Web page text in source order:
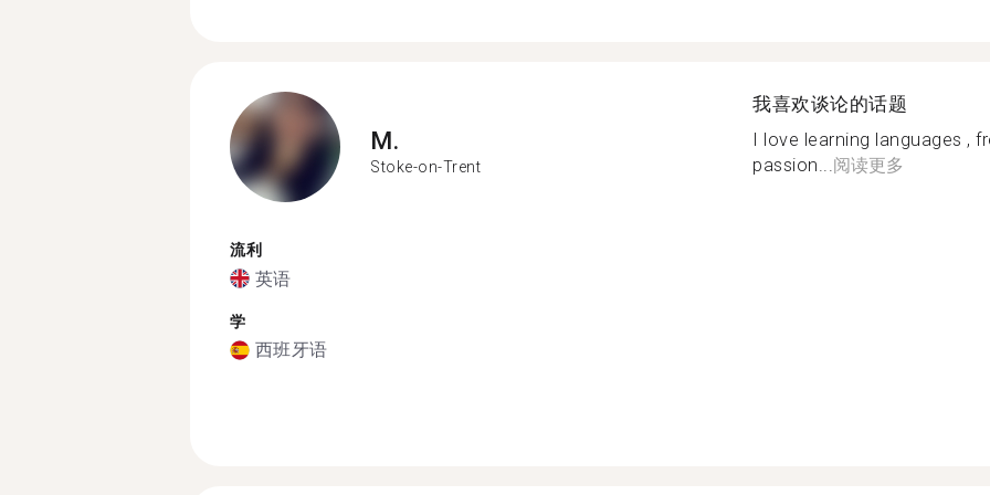
M.
Stoke-on-Trent
流利
英语
学
西班牙语
我喜欢谈论的话题
I love learning languages ,
passion...阅读更多